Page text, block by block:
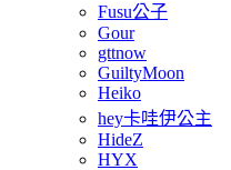
Fusu公子
Gour
gttnow
GuiltyMoon
Heiko
hey卡哇伊公主
HideZ
HYX